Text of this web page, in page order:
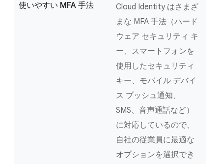
使いやすい MFA 手法
Cloud Identity はさまざ
まな MFA 手法（ハード
ウェア セキュリティ キ
ー、スマートフォンを
使用したセキュリティ
キー、モバイル デバイ
ス プッシュ通知、
SMS、音声通話など）
に対応しているので、
自社の従業員に最適な
オプションを選択でき